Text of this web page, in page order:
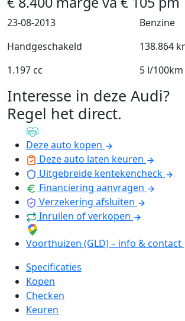
23-08-2013
Benzine
Handgeschakeld
138.864
1.197 cc
5 l/100km
Interesse in deze Audi?
Regel het direct.
Deze auto kopen
Deze auto laten keuren
Uitgebreide kentekencheck
Financiering aanvragen
Verzekering afsluiten
Inruilen of verkopen
Voorthuizen (GLD) – info & contact
Specificaties
Kopen
Checken
Keuren